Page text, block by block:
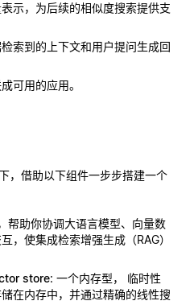
示，为后续的相似度搜索提供支
索到的上下文和用户提问生成回
可用的应用。
，借助以下组件一步步搭建一个
帮助你协调大语言模型、向量数
，使集成检索增强生成（RAG）
store: 一个内存型， 临时性
在内存中，并通过精确的线性搜